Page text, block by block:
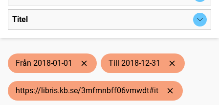
Titel
Från 2018-01-01 Till 2018-12-31
https://libris.kb.se/3mfmnbff06vmwdt#it